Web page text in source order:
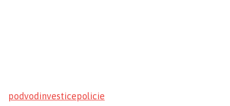
podvodinvesticepolicie